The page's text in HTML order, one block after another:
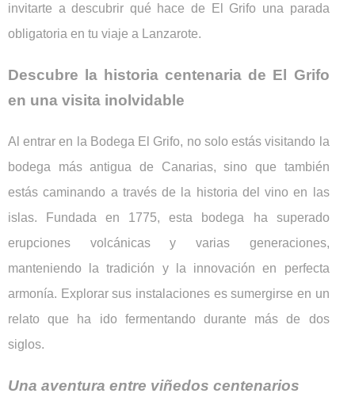
invitarte a descubrir qué hace de El Grifo una parada
obligatoria en tu viaje a Lanzarote.
Descubre la historia centenaria de El Grifo
en una visita inolvidable
Al entrar en la Bodega El Grifo, no solo estás visitando la
bodega más antigua de Canarias, sino que también
estás caminando a través de la historia del vino en las
islas. Fundada en 1775, esta bodega ha superado
erupciones volcánicas y varias generaciones,
manteniendo la tradición y la innovación en perfecta
armonía. Explorar sus instalaciones es sumergirse en un
relato que ha ido fermentando durante más de dos
siglos.
Una aventura entre viñedos centenarios